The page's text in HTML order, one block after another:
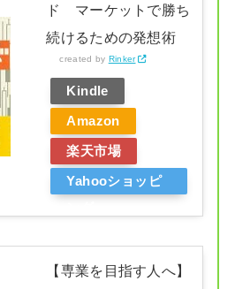
ド マーケットで勝ち
続けるための発想術
created by Rinker
Kindle
Amazon
楽天市場
Yahooショッピ
【専業を目指す人へ】